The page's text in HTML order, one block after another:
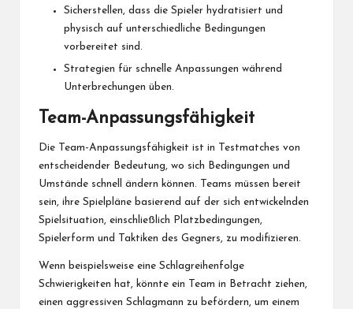
Sicherstellen, dass die Spieler hydratisiert und
physisch auf unterschiedliche Bedingungen
vorbereitet sind.
Strategien für schnelle Anpassungen während
Unterbrechungen üben.
Team-Anpassungsfähigkeit
Die Team-Anpassungsfähigkeit ist in Testmatches von
entscheidender Bedeutung, wo sich Bedingungen und
Umstände schnell ändern können. Teams müssen bereit
sein, ihre Spielpläne basierend auf der sich entwickelnden
Spielsituation, einschließlich Platzbedingungen,
Spielerform und Taktiken des Gegners, zu modifizieren.
Wenn beispielsweise eine Schlagreihenfolge
Schwierigkeiten hat, könnte ein Team in Betracht ziehen,
einen aggressiven Schlagmann zu befördern, um einem